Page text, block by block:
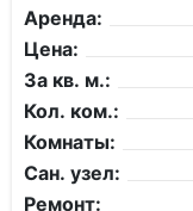
Аренда:
Цена:
За кв. м.:
Кол. ком.:
Комнаты:
Сан. узел:
Ремонт: